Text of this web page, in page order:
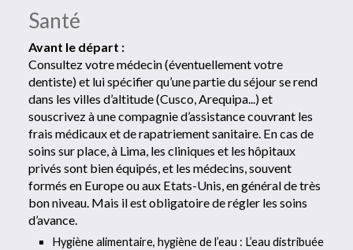
Santé
Avant le départ :
Consultez votre médecin (éventuellement votre
dentiste) et lui spécifier qu’une partie du séjour se rend
dans les villes d’altitude (Cusco, Arequipa...) et
souscrivez à une compagnie d’assistance couvrant les
frais médicaux et de rapatriement sanitaire. En cas de
soins sur place, à Lima, les cliniques et les hôpitaux
privés sont bien équipés, et les médecins, souvent
formés en Europe ou aux Etats-Unis, en général de très
bon niveau. Mais il est obligatoire de régler les soins
d’avance.
Hygiène alimentaire, hygiène de l’eau : L’eau distribuée